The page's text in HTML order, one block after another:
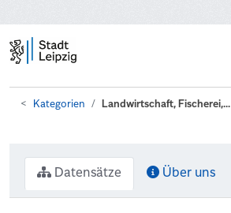
Kategorien Landwirtschaft, Fischerei,...
Datensätze Über uns